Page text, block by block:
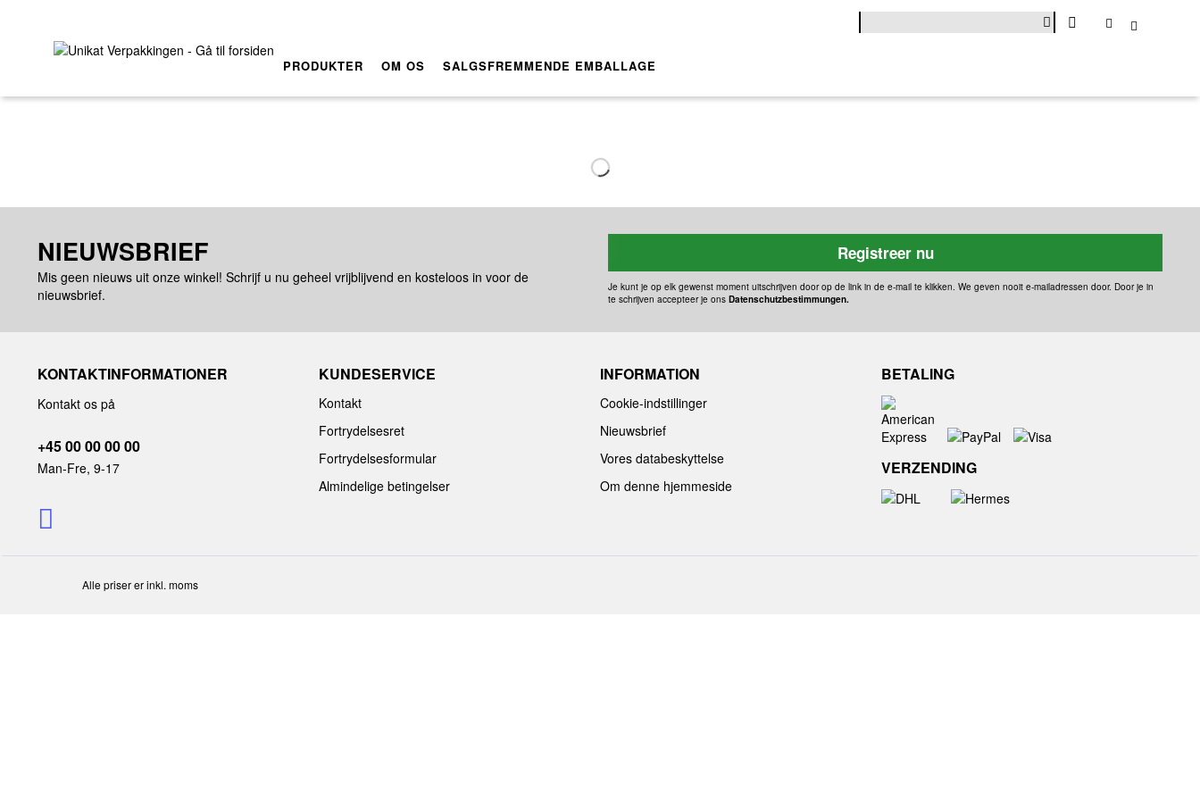
PRODUKTER OM OS SALGSFREMMENDE EMBALLAGE
NIEUWSBRIEF
Mis geen nieuws uit onze winkel! Schrijf u nu geheel vrijblijvend en kosteloos in voor de
nieuwsbrief.
Registreer nu
Je kunt je op elk gewenst moment uitschrijven door op de link in de e-mail te klikken. We geven nooit e-mailadressen door. Door je in
te schrijven accepteer je onsDatenschutzbestimmungen.
KONTAKTINFORMATIONER
Kontakt os på
+45 00 00 00 00
Man-Fre, 9-17
KUNDESERVICE
Kontakt
Fortrydelsesret
Fortrydelsesformular
Almindelige betingelser
INFORMATION
Cookie-indstillinger
Nieuwsbrief
Vores databeskyttelse
Om denne hjemmeside
BETALING
VERZENDING
Alle priser er inkl. moms